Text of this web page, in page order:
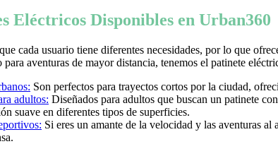
Eléctricos Disponibles en Urban360
cada usuario tiene diferentes necesidades, por lo que
aventuras de mayor distancia, tenemos el patinete
Son perfectos para trayectos cortos por la ciudad,
adultos: Diseñados para adultos que buscan un patinete
suave en diferentes tipos de superficies.
Si eres un amante de la velocidad y las aventuras